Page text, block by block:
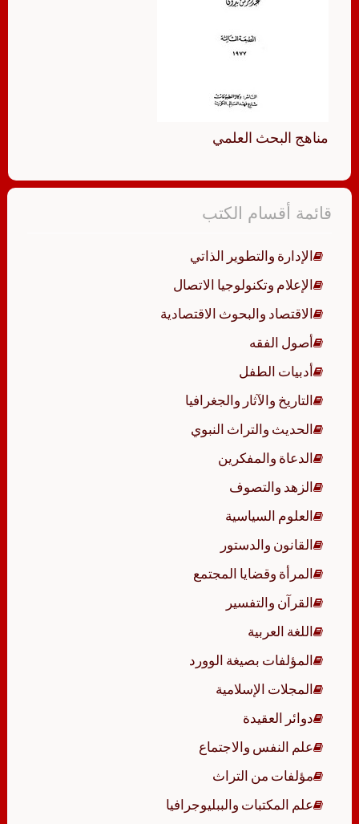
مناهج البحث العلمي
قائمة أقسام الكتب
الإدارة والتطوير الذاتي
الإعلام وتكنولوجيا الاتصال
الاقتصاد والبحوث الاقتصادية
أصول الفقه
أدبيات الطفل
التاريخ والآثار والجغرافيا
الحديث والتراث النبوي
الدعاة والمفكرين
الزهد والتصوف
العلوم السياسية
القانون والدستور
المرأة وقضايا المجتمع
القرآن والتفسير
اللغة العربية
المؤلفات بصيغة الوورد
المجلات الإسلامية
دوائر العقيدة
علم النفس والاجتماع
مؤلفات من التراث
علم المكتبات والببليوجرافيا